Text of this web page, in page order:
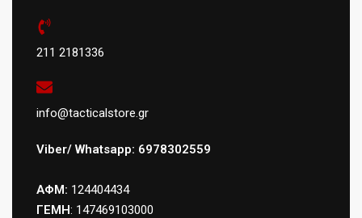
211 2181336
info@tacticalstore.gr
Viber/ Whatsapp: 6978302559
ΑΦΜ: 124404434
ΓΕΜΗ: 147469103000